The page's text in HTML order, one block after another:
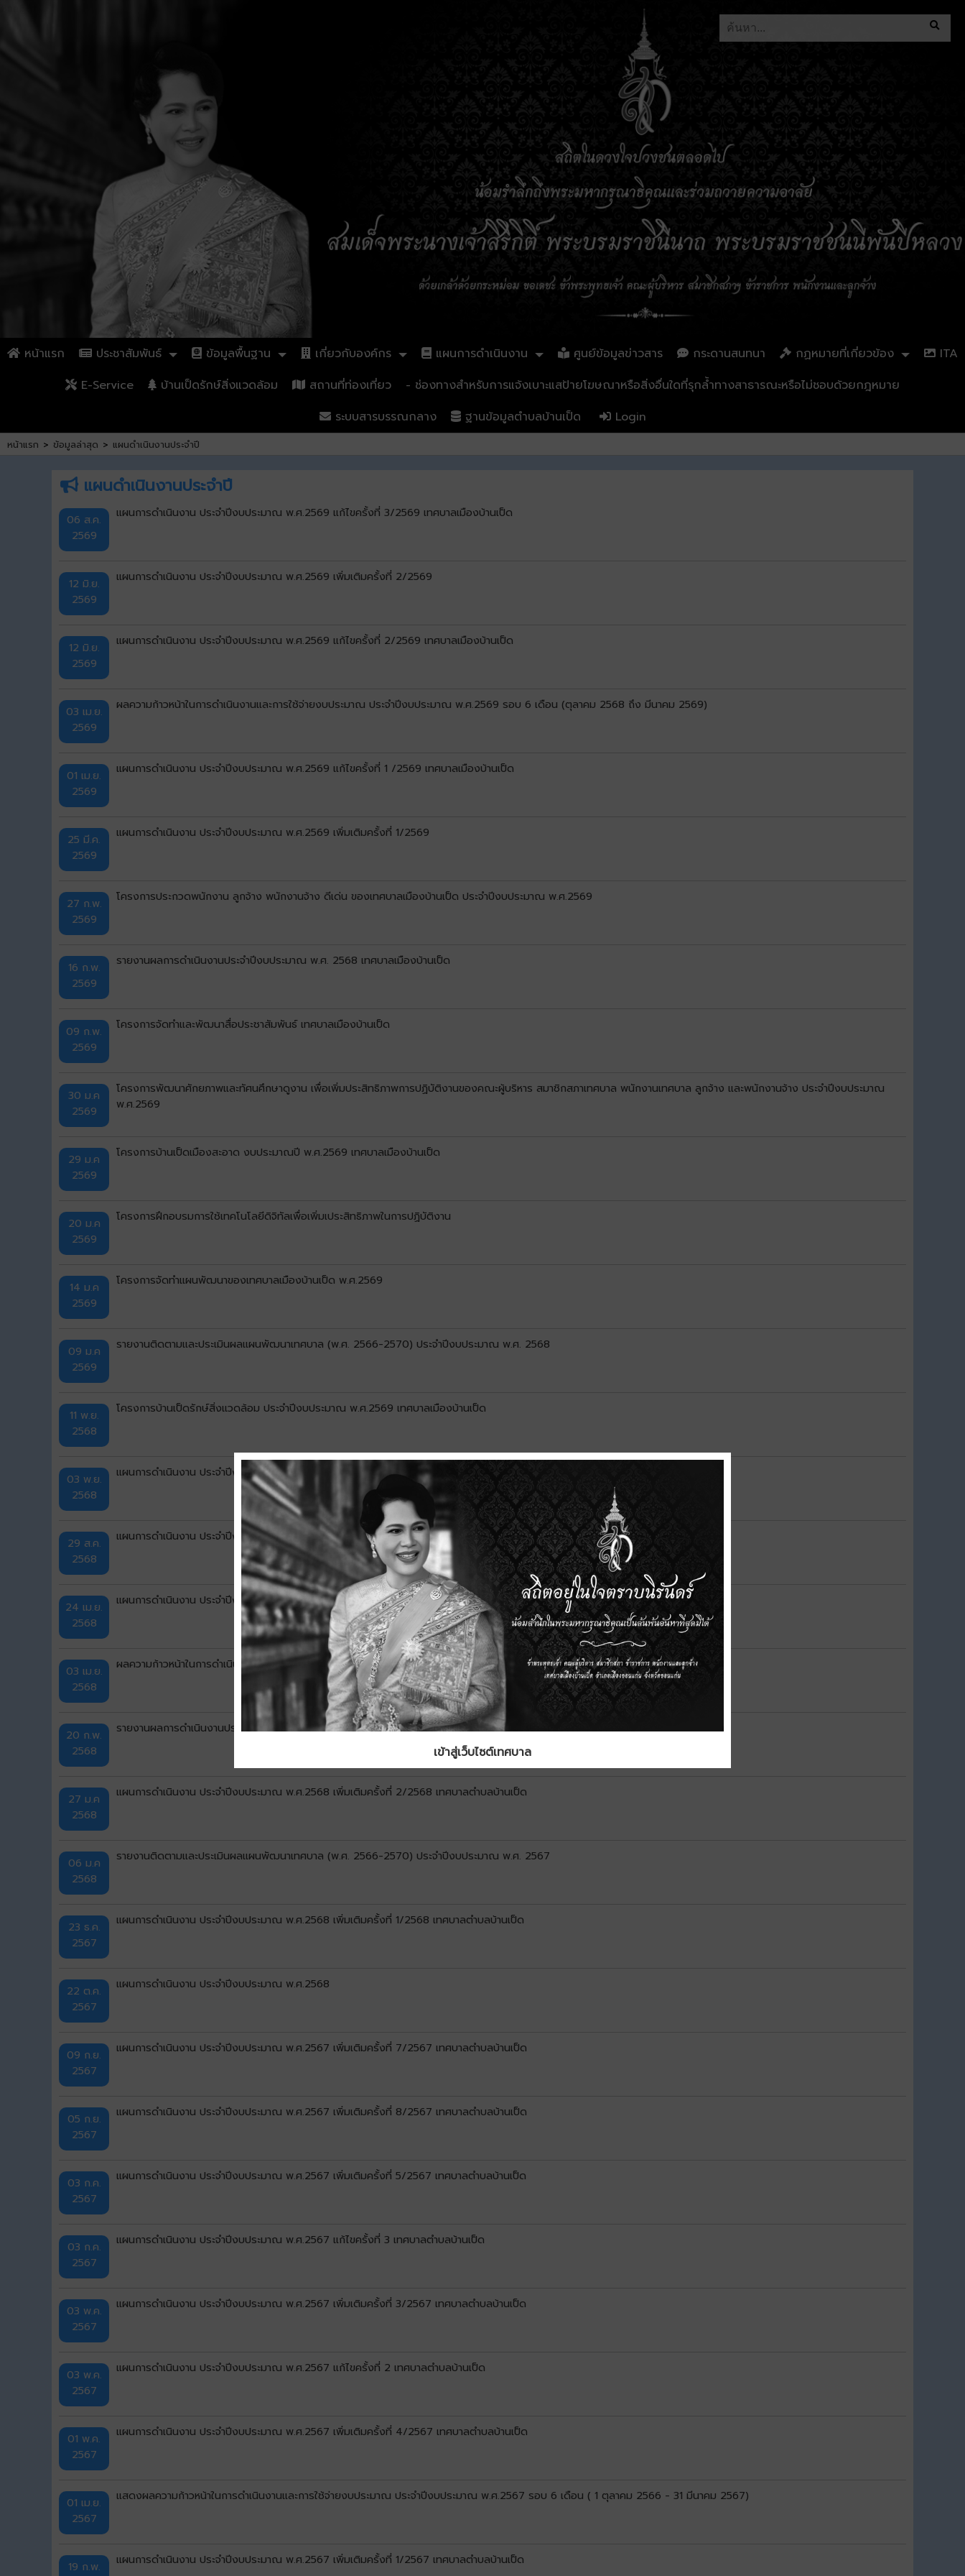
หน้าแรก ประชาสัมพันธ์ ข้อมูลพื้นฐาน เกี่ยวกับองค์กร แผนการดำเนินงาน ศูนย์ข้อมูลข่าวสาร กระดานสนทนา กฏหมายที่เกี่ยวข้อง
ITA
E-Service
บ้านเป็ดรักษ์สิ่งแวดล้อม สถานที่ท่องเที่ยว
- ช่องทางสำหรับการแจ้งเบาะแสป้ายโฆษณาหรือสิ่งอื่นใดที่รุกล้ำทางสาธารณะหรือไม่ชอบด้วยกฎหมาย
ระบบสารบรรณกลาง
ฐานข้อมูลตำบลบ้านเป็ด Login
หน้าแรก > ข้อมูลล่าสุด > แผนดำเนินงานประจำปี
แผนดำเนินงานประจำปี
06 ส.ค.
2569
แผนการดำเนินงาน ประจำปีงบประมาณ พ.ศ.2569 แก้ไขครั้งที่ 3/2569 เทศบาลเมืองบ้านเป็ด
12 มิ.ย.
2569
แผนการดำเนินงาน ประจำปีงบประมาณ พ.ศ.2569 เพิ่มเติมครั้งที่ 2/2569
12 มิ.ย.
2569
แผนการดำเนินงาน ประจำปีงบประมาณ พ.ศ.2569 แก้ไขครั้งที่ 2/2569 เทศบาลเมืองบ้านเป็ด
03 เม.ย.
2569
ผลความก้าวหน้าในการดำเนินงานและการใช้จ่ายงบประมาณ ประจำปีงบประมาณ พ.ศ.2569 รอบ 6 เดือน (ตุลาคม 2568 ถึง มีนาคม 2569)
01 เม.ย.
2569
แผนการดำเนินงาน ประจำปีงบประมาณ พ.ศ.2569 แก้ไขครั้งที่ 1 /2569 เทศบาลเมืองบ้านเป็ด
25 มี.ค.
2569
แผนการดำเนินงาน ประจำปีงบประมาณ พ.ศ.2569 เพิ่มเติมครั้งที่ 1/2569
27 ก.พ.
2569
โครงการประกวดพนักงาน ลูกจ้าง พนักงานจ้าง ดีเด่น ของเทศบาลเมืองบ้านเป็ด ประจำปีงบประมาณ พ.ศ.2569
16 ก.พ.
2569
รายงานผลการดำเนินงานประจำปีงบประมาณ พ.ศ. 2568 เทศบาลเมืองบ้านเป็ด
09 ก.พ.
2569
โครงการจัดทำและพัฒนาสื่อประชาสัมพันธ์ เทศบาลเมืองบ้านเป็ด
30 ม.ค
2569
โครงการพัฒนาศักยภาพและทัศนศึกษาดูงาน เพื่อเพิ่มประสิทธิภาพการปฏิบัติงานของคณะผู้บริหาร สมาชิกสภาเทศบาล พนักงานเทศบาล ลูกจ้าง และพนักงานจ้าง ประจำปีงบประมาณ
พ.ศ.2569
29 ม.ค
2569
โครงการบ้านเป็ดเมืองสะอาด งบประมาณปี พ.ศ.2569 เทศบาลเมืองบ้านเป็ด
20 ม.ค
2569
โครงการฝึกอบรมการใช้เทคโนโลยีดิจิทัลเพื่อเพิ่มเประสิทธิภาพในการปฏิบัติงาน
14 ม.ค
2569
โครงการจัดทำแผนพัฒนาของเทศบาลเมืองบ้านเป็ด พ.ศ.2569
09 ม.ค
2569
รายงานติดตามและประเมินผลแผนพัฒนาเทศบาล (พ.ศ. 2566-2570) ประจำปีงบประมาณ พ.ศ. 2568
11 พ.ย.
2568
โครงการบ้านเป็ดรักษ์สิ่งแวดล้อม ประจำปีงบประมาณ พ.ศ.2569 เทศบาลเมืองบ้านเป็ด
03 พ.ย.
2568
แผนการดำเนินงาน ประจำปีงบประมาณ พ.ศ.2569 เทศบาลเมืองบ้านเป็ด
29 ส.ค.
2568
แผนการดำเนินงาน ประจำปีงบประมาณ พ.ศ.2568 เพิ่มเติมครั้งที่ 3/2568 เทศบาลเมืองบ้านเป็ด
24 เม.ย.
2568
แผนการดำเนินงาน ประจำปีงบประมาณ พ.ศ.2568 แก้ไขครั้งที่ 1 /2568 เทศบาลเมืองบ้านเป็ด
03 เม.ย.
2568
ผลความก้าวหน้าในการดำเนินงานและการใช้จ่ายงบประมาณ ประจำปีงบประมาณ พ.ศ.2568 รอบ 6 เดือน ( 1 ตุลาคม 2567 - 31 มีนาคม 2568)
20 ก.พ.
2568
รายงานผลการดำเนินงานประจำปีงบประมาณ พ.ศ. 2567 เทศบาลตำบลบ้านเป็ด
27 ม.ค
2568
แผนการดำเนินงาน ประจำปีงบประมาณ พ.ศ.2568 เพิ่มเติมครั้งที่ 2/2568 เทศบาลตำบลบ้านเป็ด
06 ม.ค
2568
รายงานติดตามและประเมินผลแผนพัฒนาเทศบาล (พ.ศ. 2566-2570) ประจำปีงบประมาณ พ.ศ. 2567
23 ธ.ค.
2567
แผนการดำเนินงาน ประจำปีงบประมาณ พ.ศ.2568 เพิ่มเติมครั้งที่ 1/2568 เทศบาลตำบลบ้านเป็ด
22 ต.ค.
2567
แผนการดำเนินงาน ประจำปีงบประมาณ พ.ศ.2568
09 ก.ย.
2567
แผนการดำเนินงาน ประจำปีงบประมาณ พ.ศ.2567 เพิ่มเติมครั้งที่ 7/2567 เทศบาลตำบลบ้านเป็ด
05 ก.ย.
2567
แผนการดำเนินงาน ประจำปีงบประมาณ พ.ศ.2567 เพิ่มเติมครั้งที่ 8/2567 เทศบาลตำบลบ้านเป็ด
03 ก.ค.
2567
แผนการดำเนินงาน ประจำปีงบประมาณ พ.ศ.2567 เพิ่มเติมครั้งที่ 5/2567 เทศบาลตำบลบ้านเป็ด
03 ก.ค.
2567
แผนการดำเนินงาน ประจำปีงบประมาณ พ.ศ.2567 แก้ไขครั้งที่ 3 เทศบาลตำบลบ้านเป็ด
03 พ.ค.
2567
แผนการดำเนินงาน ประจำปีงบประมาณ พ.ศ.2567 เพิ่มเติมครั้งที่ 3/2567 เทศบาลตำบลบ้านเป็ด
03 พ.ค.
2567
แผนการดำเนินงาน ประจำปีงบประมาณ พ.ศ.2567 แก้ไขครั้งที่ 2 เทศบาลตำบลบ้านเป็ด
01 พ.ค.
2567
แผนการดำเนินงาน ประจำปีงบประมาณ พ.ศ.2567 เพิ่มเติมครั้งที่ 4/2567 เทศบาลตำบลบ้านเป็ด
01 เม.ย.
2567
แสดงผลความก้าวหน้าในการดำเนินงานและการใช้จ่ายงบประมาณ ประจำปีงบประมาณ พ.ศ.2567 รอบ 6 เดือน ( 1 ตุลาคม 2566 - 31 มีนาคม 2567)
19 ก.พ.
แผนการดำเนินงาน ประจำปีงบประมาณ พ.ศ.2567 เพิ่มเติมครั้งที่ 1/2567 เทศบาลตำบลบ้านเป็ด
เข้าสู่เว็บไซต์เทศบาล